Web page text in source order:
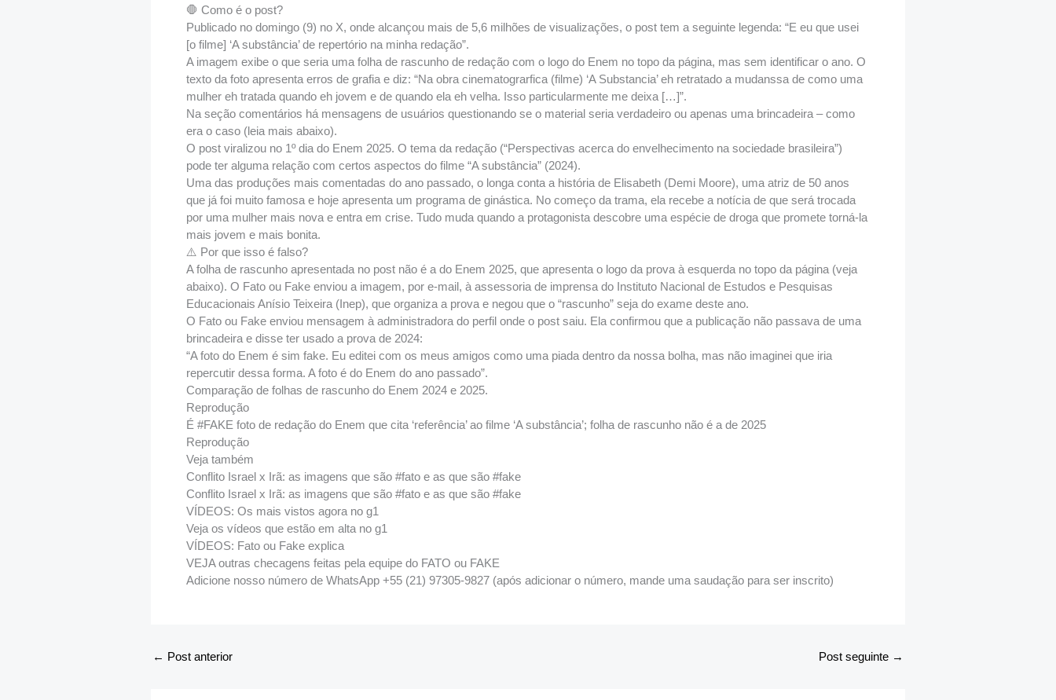
🛑 Como é o post?
Publicado no domingo (9) no X, onde alcançou mais de 5,6 milhões de visualizações, o post tem a seguinte legenda: “E eu que usei
[o filme] ‘A substância’ de repertório na minha redação”.
A imagem exibe o que seria uma folha de rascunho de redação com o logo do Enem no topo da página, mas sem identificar o ano. O
texto da foto apresenta erros de grafia e diz: “Na obra cinematograrfica (filme) ‘A Substancia’ eh retratado a mudanssa de como uma
mulher eh tratada quando eh jovem e de quando ela eh velha. Isso particularmente me deixa […]”.
Na seção comentários há mensagens de usuários questionando se o material seria verdadeiro ou apenas uma brincadeira – como
era o caso (leia mais abaixo).
O post viralizou no 1º dia do Enem 2025. O tema da redação (“Perspectivas acerca do envelhecimento na sociedade brasileira”)
pode ter alguma relação com certos aspectos do filme “A substância” (2024).
Uma das produções mais comentadas do ano passado, o longa conta a história de Elisabeth (Demi Moore), uma atriz de 50 anos
que já foi muito famosa e hoje apresenta um programa de ginástica. No começo da trama, ela recebe a notícia de que será trocada
por uma mulher mais nova e entra em crise. Tudo muda quando a protagonista descobre uma espécie de droga que promete torná-la
mais jovem e mais bonita.
⚠️ Por que isso é falso?
A folha de rascunho apresentada no post não é a do Enem 2025, que apresenta o logo da prova à esquerda no topo da página (veja
abaixo). O Fato ou Fake enviou a imagem, por e-mail, à assessoria de imprensa do Instituto Nacional de Estudos e Pesquisas
Educacionais Anísio Teixeira (Inep), que organiza a prova e negou que o “rascunho” seja do exame deste ano.
O Fato ou Fake enviou mensagem à administradora do perfil onde o post saiu. Ela confirmou que a publicação não passava de uma
brincadeira e disse ter usado a prova de 2024:
“A foto do Enem é sim fake. Eu editei com os meus amigos como uma piada dentro da nossa bolha, mas não imaginei que iria
repercutir dessa forma. A foto é do Enem do ano passado”.
Comparação de folhas de rascunho do Enem 2024 e 2025.
Reprodução
É #FAKE foto de redação do Enem que cita ‘referência’ ao filme ‘A substância’; folha de rascunho não é a de 2025
Reprodução
Veja também
Conflito Israel x Irã: as imagens que são #fato e as que são #fake
Conflito Israel x Irã: as imagens que são #fato e as que são #fake
VÍDEOS: Os mais vistos agora no g1
Veja os vídeos que estão em alta no g1
VÍDEOS: Fato ou Fake explica
VEJA outras checagens feitas pela equipe do FATO ou FAKE
Adicione nosso número de WhatsApp +55 (21) 97305-9827 (após adicionar o número, mande uma saudação para ser inscrito)
← Post anterior Post seguinte →